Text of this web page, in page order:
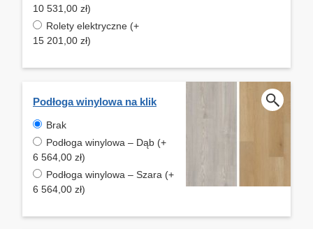
10 531,00 zł)
Rolety elektryczne (+
15 201,00 zł)
Podłoga winylowa na klik
Brak
Podłoga winylowa – Dąb (+
6 564,00 zł)
Podłoga winylowa – Szara (+
6 564,00 zł)